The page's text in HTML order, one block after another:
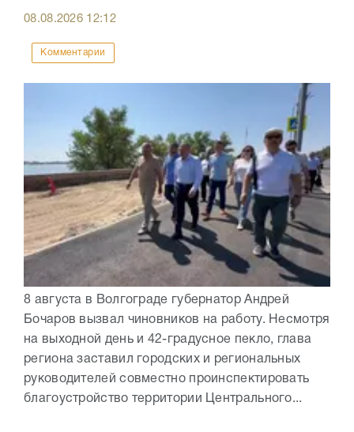
08.08.2026 12:12
Комментарии
8 августа в Волгограде губернатор Андрей
Бочаров вызвал чиновников на работу. Несмотря
на выходной день и 42-градусное пекло, глава
региона заставил городских и региональных
руководителей совместно проинспектировать
благоустройство территории Центрального...